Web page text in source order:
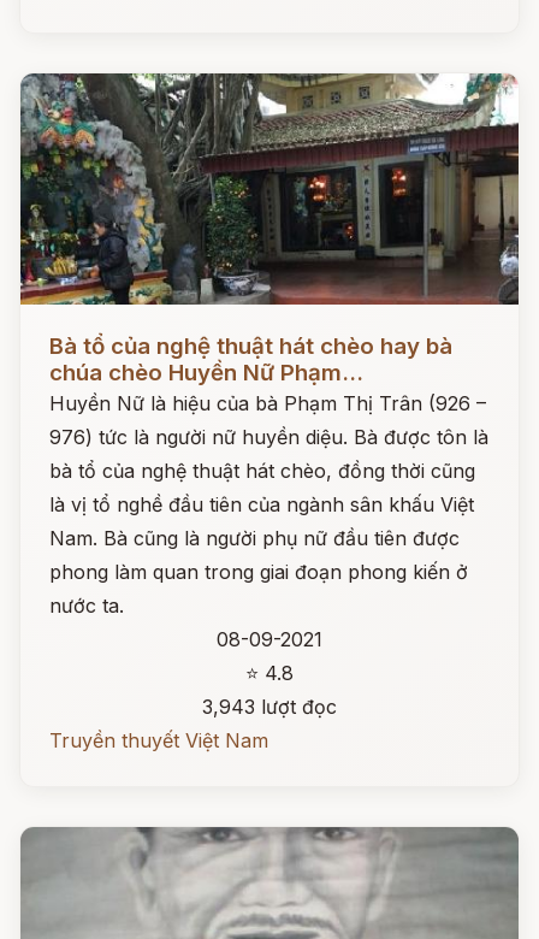
Đọc ngay
Bà tổ của nghệ thuật hát chèo hay bà
chúa chèo Huyền Nữ Phạm...
Huyền Nữ là hiệu của bà Phạm Thị Trân (926 –
976) tức là người nữ huyền diệu. Bà được tôn là
bà tổ của nghệ thuật hát chèo, đồng thời cũng
là vị tổ nghề đầu tiên của ngành sân khấu Việt
Nam. Bà cũng là người phụ nữ đầu tiên được
phong làm quan trong giai đoạn phong kiến ở
nước ta.
08-09-2021
⭐ 4.8
3,943 lượt đọc
Truyền thuyết Việt Nam